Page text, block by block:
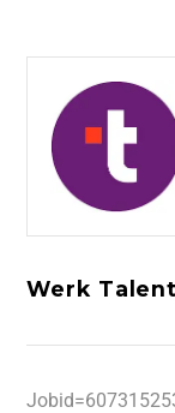
Werk Talent